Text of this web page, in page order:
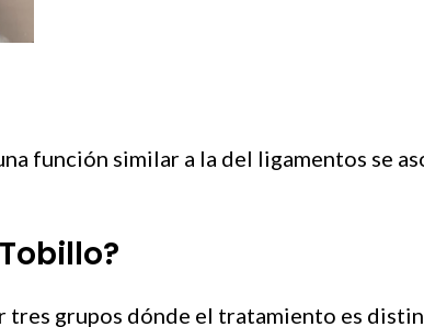
función similar a la del ligamentos se
tres grupos dónde el tratamiento es